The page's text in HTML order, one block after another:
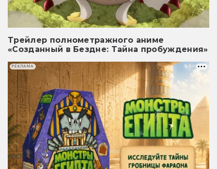
Трейлер полнометражного аниме
«Созданный в Бездне: Тайна пробуждения»
РЕКЛАМА